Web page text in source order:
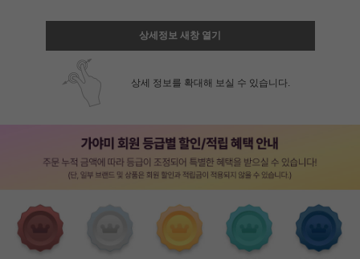
상세정보 새창 열기
상세 정보를 확대해 보실 수 있습니다.